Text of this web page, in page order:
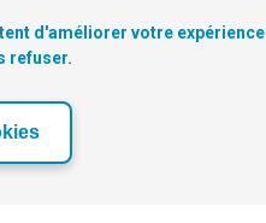
d'améliorer votre
refuser.